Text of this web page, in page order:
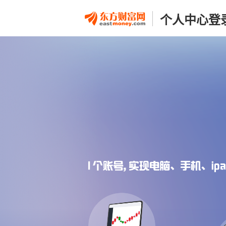
个人中心登